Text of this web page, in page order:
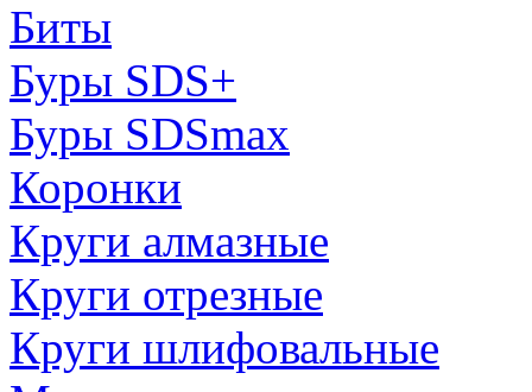
Биты
Буры SDS+
Буры SDSmax
Коронки
Круги алмазные
Круги отрезные
Круги шлифовальные